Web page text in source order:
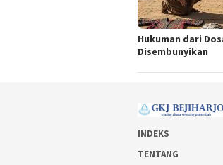
Hukuman dari
Disembunyikan
INDEKS
TENTANG